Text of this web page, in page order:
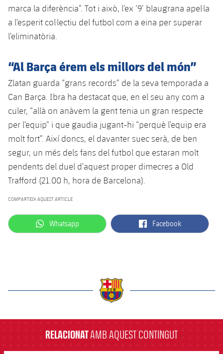
Fotos
Classificació
Infantil
Aleví
Actualitat
Calendari
Entrades
Resultats
Classificació
Jugadors
Fotos
Història
Barça Atlètic
plusicon
més
Actualitat
Calendari
Resultats
Jugadors
Classificació
Base
Actualitat
Barça C
Juvenil
Infantil
Campus Estiu
PLUSICON
MÉS
Informació general
plusicon
més
Atletisme
plusicon
més
Masculí
Femení
Bàsquet en cadira de rodes
plusicon
més
Actualitat
Jugadors
Hockey gel
Actualitat
Classificació
Hoquei herba
plusicon
més
Hockey Herba Masculí
Agenda
Escola de Patinatge
Actualitat
Voleibol
marca la diferència”. Tot i això, l’ex ‘9’ blaugrana apel·la
a l’esperit col·lectiu del futbol com a eina per superar
l’eliminatòria.
“Al Barça érem els millors del món”
Zlatan guarda “grans records” de la seva temporada a
Can Barça. Ibra ha destacat que, en el seu any com a
culer, “allà on anàvem la gent tenia un gran respecte
per l’equip” i que gaudia jugant-hi “perquè l’equip era
molt fort”. Així doncs, el davanter suec serà, de ben
segur, un més dels fans del futbol que estaran molt
pendents del duel d’aquest proper dimecres a Old
Trafford (21.00 h, hora de Barcelona).
COMPARTEIX AQUEST ARTICLE
label.aria.whatsapp
Whatsapp label.aria.facebook
Facebook
RELACIONATAMB AQUEST CONTINGUT